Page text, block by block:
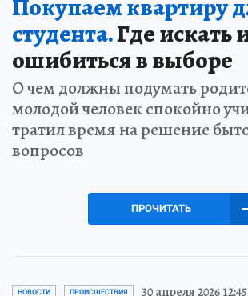
Покупаем квартиру
студента.Где искать
ошибиться в выборе
О чем должны подумать
молодой человек спокойно
тратил время на решение
вопросов
ПРОЧИТАТЬ
НОВОСТИ ПРОИСШЕСТВИЯ 30 апреля 2026 12:45